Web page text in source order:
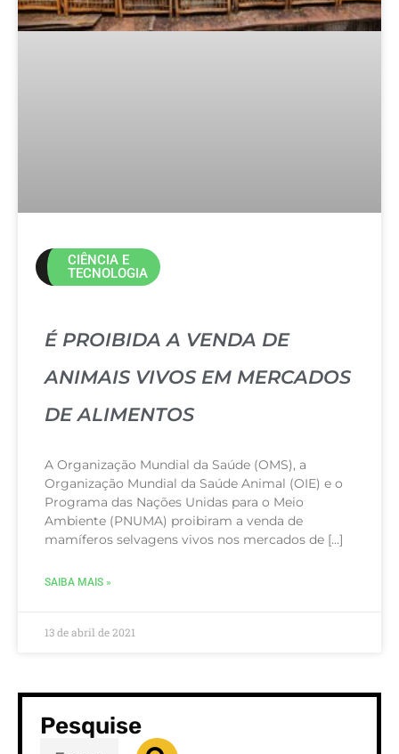
CIÊNCIA E
TECNOLOGIA
É PROIBIDA A VENDA DE
ANIMAIS VIVOS EM MERCADOS
DE ALIMENTOS
A Organização Mundial da Saúde (OMS), a
Organização Mundial da Saúde Animal (OIE) e o
Programa das Nações Unidas para o Meio
Ambiente (PNUMA) proibiram a venda de
mamíferos selvagens vivos nos mercados de […]
SAIBA MAIS »
13 de abril de 2021
Pesquise